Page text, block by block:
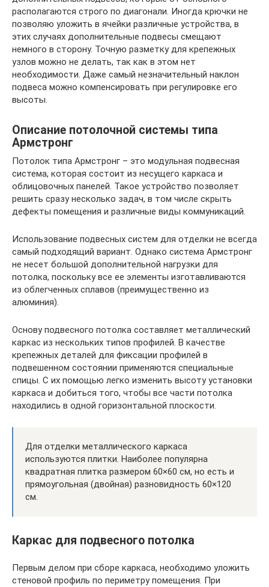
располагаются строго по диагонали. Иногда крючки не
позволяю уложить в ячейки различные устройства, в
этих случаях дополнительные подвесы смещают
немного в сторону. Точную разметку для крепежных
узлов можно не делать, так как в этом нет
необходимости. Даже самый незначительный наклон
подвеса можно компенсировать при регулировке его
высоты.
Описание потолочной системы типа
Армстронг
Потолок типа Армстронг – это модульная подвесная
система, которая состоит из несущего каркаса и
облицовочных панелей. Такое устройство позволяет
решить сразу несколько задач, в том числе скрыть
дефекты помещения и различные виды коммуникаций.
Использование подвесных систем для отделки не всегда
самый подходящий вариант. Однако система Армстронг
не несет большой дополнительной нагрузки для
потолка, поскольку все ее элементы изготавливаются
из облегченных сплавов (преимущественно из
алюминия).
Основу подвесного потолка составляет металлический
каркас из нескольких типов профилей. В качестве
крепежных деталей для фиксации профилей в
подвешенном состоянии применяются специальные
спицы. С их помощью легко изменить высоту установки
каркаса и добиться того, чтобы все части потолка
находились в одной горизонтальной плоскости.
Для отделки металлического каркаса
используются плитки. Наиболее популярна
квадратная плитка размером 60×60 см, но есть и
прямоугольная (двойная) разновидность 60×120
см.
Каркас для подвесного потолка
Первым делом при сборе каркаса, необходимо уложить
стеновой профиль по периметру помещения. При